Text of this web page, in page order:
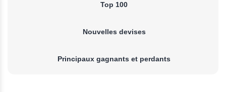
Top 100
Nouvelles devises
Principaux gagnants et perdants